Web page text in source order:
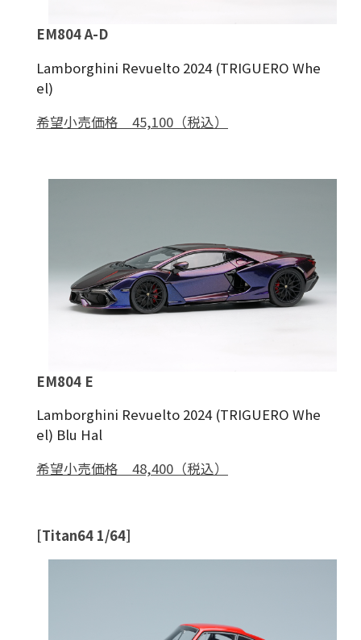
EM804 A-D
Lamborghini Revuelto 2024 (TRIGUERO Whe
el)
希望小売価格 45,100（税込）
EM804 E
Lamborghini Revuelto 2024 (TRIGUERO Whe
el) Blu Hal
希望小売価格 48,400（税込）
[Titan64 1/64]